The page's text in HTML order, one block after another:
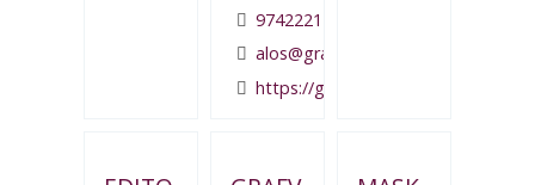
974222113
alos@graficasalos.com
https://graficasalos.com/